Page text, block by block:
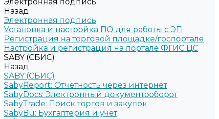
Назад
Электронная подпись
Установка и настройка ПО для работы с ЭП
Регистрация на торговой площадке/госпортале
Настройка и регистрация на портале ФГИС ЦС
SABY (СБИС)
Назад
SABY (СБИС)
SabyReport: Отчетность через интернет
SabyDocs: Электронный документооборот
SabyTrade: Поиск торгов и закупок
SabyBu: Бухгалтерия и учет